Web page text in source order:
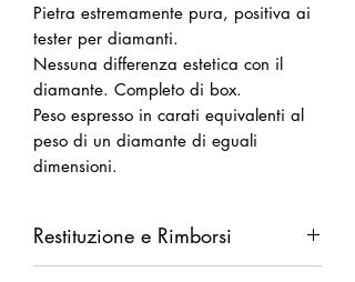
Pietra estremamente pura, positiva ai
tester per diamanti.
Nessuna differenza estetica con il
diamante. Completo di box.
Peso espresso in carati equivalenti al
peso di un diamante di eguali
dimensioni.
Restituzione e Rimborsi